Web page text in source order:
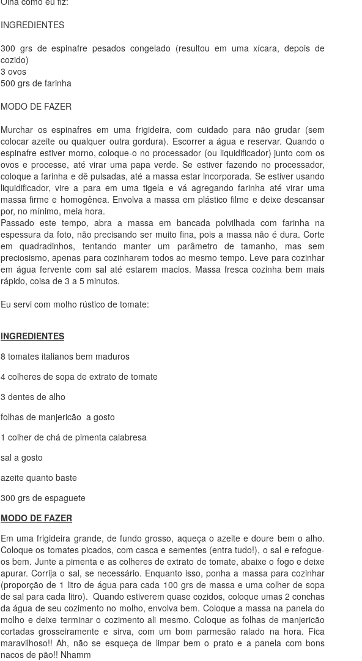
INGREDIENTES
300 grs de espinafre pesados congelado (resultou em uma xícara, depois de
cozido)
3 ovos
500 grs de farinha
MODO DE FAZER
Murchar os espinafres em uma frigideira, com cuidado para não grudar (sem
colocar azeite ou qualquer outra gordura). Escorrer a água e reservar. Quando o
espinafre estiver morno, coloque-o no processador (ou liquidificador) junto com os
ovos e processe, até virar uma papa verde. Se estiver fazendo no processador,
coloque a farinha e dê pulsadas, até a massa estar incorporada. Se estiver usando
liquidificador, vire a para em uma tigela e vá agregando farinha até virar uma
massa firme e homogênea. Envolva a massa em plástico filme e deixe descansar
por, no mínimo, meia hora.
Passado este tempo, abra a massa em bancada polvilhada com farinha na
espessura da foto, não precisando ser muito fina, pois a massa não é dura. Corte
em quadradinhos, tentando manter um parâmetro de tamanho, mas sem
preciosismo, apenas para cozinharem todos ao mesmo tempo. Leve para cozinhar
em água fervente com sal até estarem macios. Massa fresca cozinha bem mais
rápido, coisa de 3 a 5 minutos.
Eu servi com molho rústico de tomate:
INGREDIENTES
8 tomates italianos bem maduros
4 colheres de sopa de extrato de tomate
3 dentes de alho
folhas de manjericão a gosto
1 colher de chá de pimenta calabresa
sal a gosto
azeite quanto baste
300 grs de espaguete
MODO DE FAZER
Em uma frigideira grande, de fundo grosso, aqueça o azeite e doure bem o alho.
Coloque os tomates picados, com casca e sementes (entra tudo!), o sal e refogue-
os bem. Junte a pimenta e as colheres de extrato de tomate, abaixe o fogo e deixe
apurar. Corrija o sal, se necessário. Enquanto isso, ponha a massa para cozinhar
(proporção de 1 litro de água para cada 100 grs de massa e uma colher de sopa
de sal para cada litro). Quando estiverem quase cozidos, coloque umas 2 conchas
da água de seu cozimento no molho, envolva bem. Coloque a massa na panela do
molho e deixe terminar o cozimento ali mesmo. Coloque as folhas de manjericão
cortadas grosseiramente e sirva, com um bom parmesão ralado na hora. Fica
maravilhoso!! Ah, não se esqueça de limpar bem o prato e a panela com bons
nacos de pão!! Nhamm
4g fermento
6g de bicarbonato de sódio
1 colher de chá de extrato de baunilha
MODO DE FAZER
Em uma tigela, amasse as bananas até virar uma papa. Junte o óleo, a baunilha, o
e incorpore. Por fim, junte o chocolate em gotas e misture. Leve para assar em forma untada
(eu coloquei gotas de chocolate sobre a massa, já na forma), em forno pré-aquecido a 180º
minutos (faça o teste do palito, pois o tempo depende de cada forno). Agora, é só comer!!
Postado há17th July 2022porMarina Mott
0 Adicionar um comentário